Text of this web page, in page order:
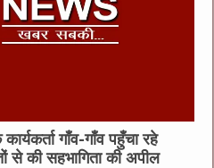
गाँव-गाँव पहुँचा रहे
से की सहभागिता की अपील